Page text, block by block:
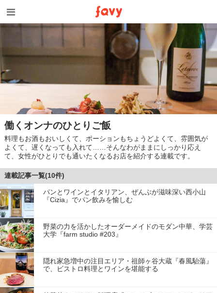
働くオンナのひとりご飯
料理もお酒もおいしくて、ポーションもちょうどよくて、雰囲気が
よくて、遅くなっても入れて……そんなわがままにしっかり応え
て、女性がひとりでも通いたくなるお店を紹介する連載です。
連載記事一覧(10件)
パンとワインとイタリアン、ぜんぶが滋味深い西小山
『Cizia』でパン飲みを愉しむ
野菜の力を活かしたオーダーメイドのモダン中華、学芸
大学『farm studio #203』
隠れ家急増中の注目エリア・祖師ヶ谷大蔵『春風駘蕩』
で、ビストロ料理とワインを堪能する